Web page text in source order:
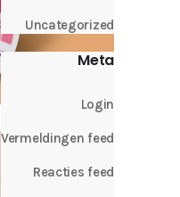
Uncategorized
Meta
Login
Vermeldingen feed
Reacties feed